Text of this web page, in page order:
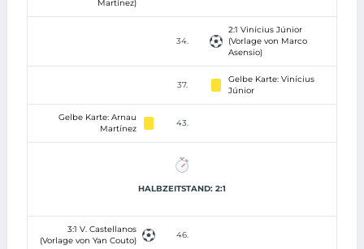
Martínez)
34.
2:1 Vinícius Júnior
(Vorlage von Marco
Asensio)
37.
Gelbe Karte: Vinícius
Júnior
Gelbe Karte: Arnau
Martínez
43.
HALBZEITSTAND: 2:1
3:1 V. Castellanos
(Vorlage von Yan Couto)
46.